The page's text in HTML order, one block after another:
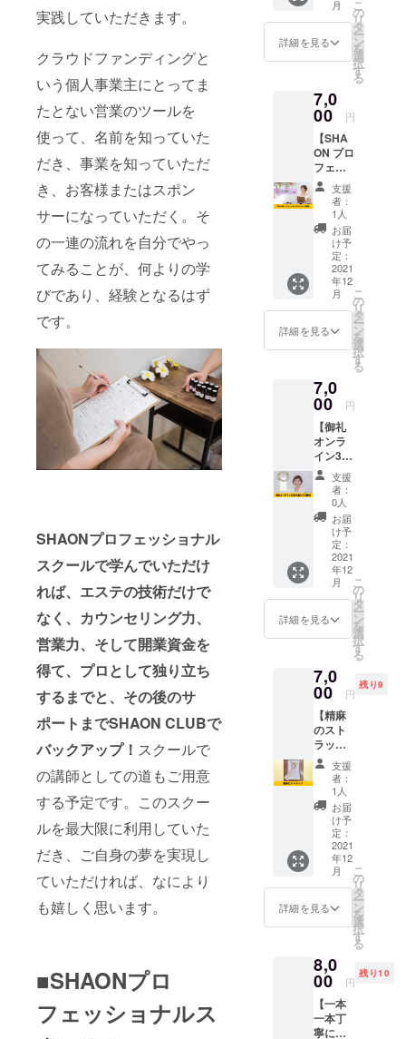
実践していただきます。
クラウドファンディングと
いう個人事業主にとってま
たとない営業のツールを
使って、名前を知っていた
だき、事業を知っていただ
き、お客様またはスポン
サーになっていただく。そ
の一連の流れを自分でやっ
てみることが、何よりの学
びであり、経験となるはず
です。
SHAONプロフェッショナル
スクールで学んでいただけ
れば、エステの技術だけで
なく、カウンセリング力、
営業力、そして開業資金を
得て、プロとして独り立ち
するまでと、その後のサ
ポートまでSHAON CLUBで
バックアップ！ スクールで
の講師としての道もご用意
する予定です。このスクー
ルを最大限に利用していた
だき、ご自身の夢を実現し
ていただければ、なにより
も嬉しく思います。
■SHAONプロ
フェッショナルス
と同じ
生地を
使った
ブラン
ド力を
マス
ク！ 和
柄ダブ
ルフェ
イスマ
スクも
プレゼ
ントに
最適！
※送料込
みのお
値段で
す。
つ一つ
手縫い
で作成
した
を2枚
セット
でお届
けしま
す。 一
枚一枚
丁寧に
ハンド
メイド
してい
ます。
女性の
自立を
お手伝
いする
プロ
ジェク
値段で
す。
月
詳細を見る
こ
の
リ
タ
ー
ン
を
選
択
す
る
7,0
00 円
【SHA
ON プロ
フェッ
ショナ
ルス
クール
体験】
SHAON
プロ
フェッ
ショナ
ルス
クール
の90分
の講義
もしく
は大阪
府大阪
市中央
区南久
宝寺町
3-3-6 西
海ビル
一階の
心斎橋
セラ
ピース
タジオ
にて体
験でき
ます。
※心斎橋
までの
交通費
ご負担
いただ
きま
す。 ※
日程は
メール
にて調
整いた
しま
す。
支援
者：
1人
お届
け予
定：
2021
年12
月
詳細を見る
こ
の
リ
タ
ー
ン
を
選
択
す
る
7,0
00 円
【御礼
オンラ
イン30
分お話
しする
権利】
SHAON
をただ
ただ応
援した
い人向
けのリ
ターン
です。
SHAON
子と30
分、オ
ンライ
ンでお
話がで
きま
す。
SHAON
プロ
フェッ
ショナ
ルス
クール
のこと
でも、
それ以
外のこ
ん。 ※
オンラ
おこな
いま
支援
者：
0人
お届
け予
定：
2021
年12
月
詳細を見る
こ
の
リ
タ
ー
ン
を
選
択
す
る
7,0
00 円
残り9
【精麻
のスト
ラッ
プ】 精
麻とは
大麻の
茎の靭
皮を剥
いでた
くさん
の行程
を経て
光輝く
ことが
出来る
す。 神
社のし
め縄や
拝殿の
鈴の下
に付い
支援
者：
1人
お届
け予
定：
2021
年12
月
詳細を見る
こ
の
リ
タ
ー
ン
を
選
択
す
る
8,0
00 円
残り10
【一本
一本丁
寧に手